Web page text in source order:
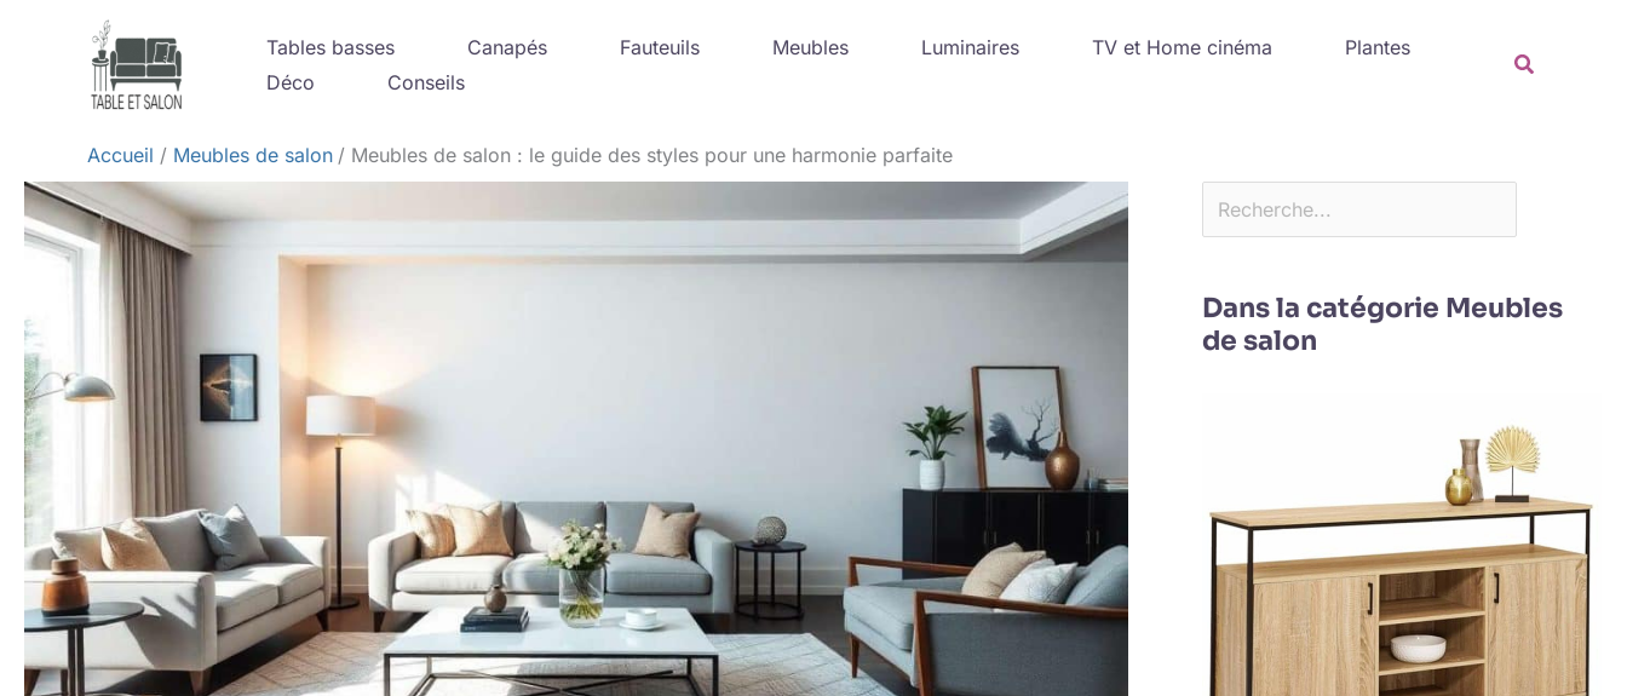
Tables basses Canapés Fauteuils Meubles Luminaires TV et Home cinéma
Plantes
Déco
Conseils
Accueil Meubles de salon Meubles de salon : le guide des styles pour une harmonie parfaite
Dans la catégorie Meubles
de salon